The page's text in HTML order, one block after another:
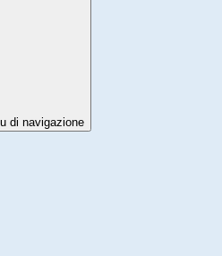
di navigazione